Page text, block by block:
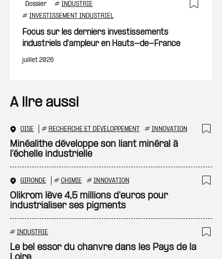
Dossier # INDUSTRIE
# INVESTISSEMENT INDUSTRIEL
Focus sur les derniers investissements
industriels d'ampleur en Hauts-de-France
juillet 2026
A lire aussi
OISE # RECHERCHE ET DÉVELOPPEMENT # INNOVATION
Minéalithe développe son liant minéral à
l’échelle industrielle
GIRONDE # CHIMIE # INNOVATION
Olikrom lève 4,5 millions d'euros pour
industrialiser ses pigments
# INDUSTRIE
Le bel essor du chanvre dans les Pays de la